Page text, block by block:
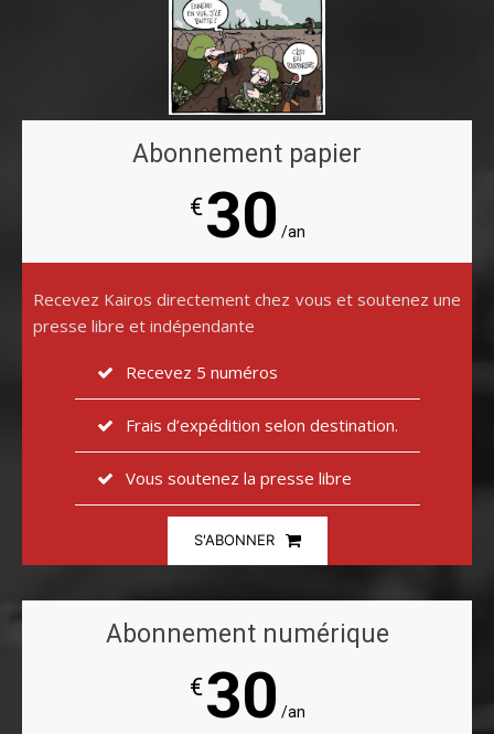
Abonnement papier
€30 /an
Recevez Kairos directement chez vous et soutenez une
presse libre et indépendante
Recevez 5 numéros
Frais d’expédition selon destination.
Vous soutenez la presse libre
S'ABONNER
Abonnement numérique
€30 /an